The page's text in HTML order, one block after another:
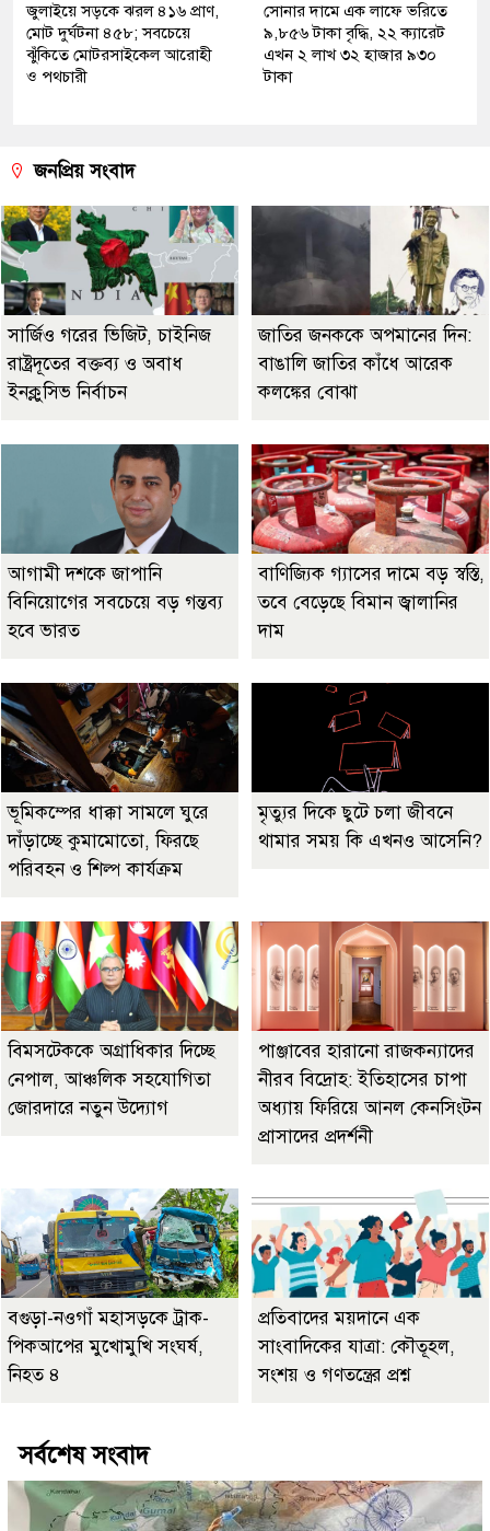
জুলাইয়ে সড়কে ঝরল ৪১৬ প্রাণ,
মোট দুর্ঘটনা ৪৫৮; সবচেয়ে
ঝুঁকিতে মোটরসাইকেল আরোহী
ও পথচারী
সোনার দামে এক লাফে ভরিতে
৯,৮৫৬ টাকা বৃদ্ধি, ২২ ক্যারেট
এখন ২ লাখ ৩২ হাজার ৯৩০
টাকা
জনপ্রিয় সংবাদ
সার্জিও গরের ভিজিট, চাইনিজ
রাষ্ট্রদূতের বক্তব্য ও অবাধ
ইনক্লুসিভ নির্বাচন
জাতির জনককে অপমানের দিন:
বাঙালি জাতির কাঁধে আরেক
কলঙ্কের বোঝা
আগামী দশকে জাপানি
বিনিয়োগের সবচেয়ে বড় গন্তব্য
হবে ভারত
বাণিজ্যিক গ্যাসের দামে বড় স্বস্তি,
তবে বেড়েছে বিমান জ্বালানির
দাম
ভূমিকম্পের ধাক্কা সামলে ঘুরে
দাঁড়াচ্ছে কুমামোতো, ফিরছে
পরিবহন ও শিল্প কার্যক্রম
মৃত্যুর দিকে ছুটে চলা জীবনে
থামার সময় কি এখনও আসেনি?
বিমসটেককে অগ্রাধিকার দিচ্ছে
নেপাল, আঞ্চলিক সহযোগিতা
জোরদারে নতুন উদ্যোগ
পাঞ্জাবের হারানো রাজকন্যাদের
নীরব বিদ্রোহ: ইতিহাসের চাপা
অধ্যায় ফিরিয়ে আনল কেনসিংটন
প্রাসাদের প্রদর্শনী
বগুড়া-নওগাঁ মহাসড়কে ট্রাক-
পিকআপের মুখোমুখি সংঘর্ষ,
নিহত ৪
প্রতিবাদের ময়দানে এক
সাংবাদিকের যাত্রা: কৌতূহল,
সংশয় ও গণতন্ত্রের প্রশ্ন
সর্বশেষ সংবাদ